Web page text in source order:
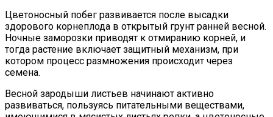
Цветоносный побег развивается после высадки
здорового корнеплода в открытый грунт ранней весной.
Ночные заморозки приводят к отмиранию корней, и
тогда растение включает защитный механизм, при
котором процесс размножения происходит через
семена.
Весной зародыши листьев начинают активно
развиваться, пользуясь питательными веществами,